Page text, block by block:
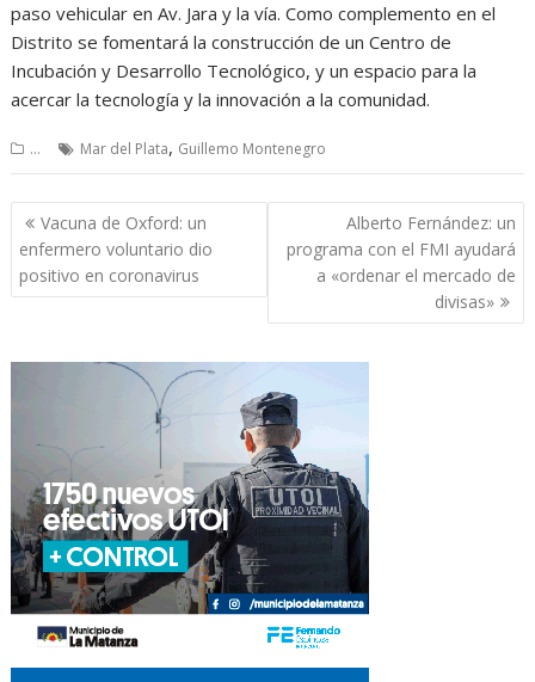
paso vehicular en Av. Jara y la vía. Como complemento en el
Distrito se fomentará la construcción de un Centro de
Incubación y Desarrollo Tecnológico, y un espacio para la
acercar la tecnología y la innovación a la comunidad.
... Mar del Plata, Guillemo Montenegro
Navegación
de
entradas
Vacuna de Oxford: un
enfermero voluntario dio
positivo en coronavirus
Alberto Fernández: un
programa con el FMI ayudará
a «ordenar el mercado de
divisas»